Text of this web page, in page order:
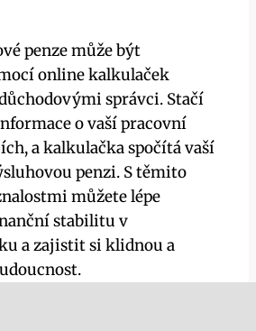
penze může být
online kalkulaček
správci. Stačí
o vaší pracovní
a kalkulačka spočítá vaší
penzi. S těmito
můžete lépe
stabilitu v
a zajistit si klidnou a